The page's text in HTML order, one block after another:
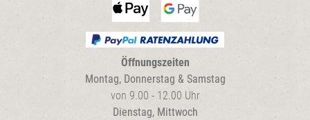
Öffnungszeiten
Montag, Donnerstag & Samstag
von 9.00 - 12.00 Uhr
Dienstag, Mittwoch